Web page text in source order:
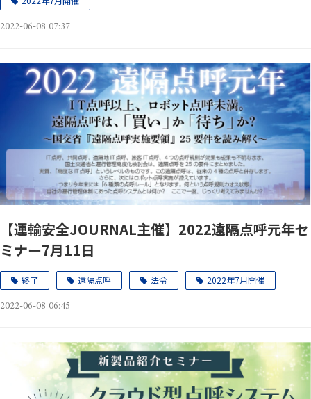
2022-06-08 07:37
【運輸安全JOURNAL主催】2022遠隔点呼元年セ
ミナー7月11日
終了 遠隔点呼 法令 2022年7月開催
2022-06-08 06:45